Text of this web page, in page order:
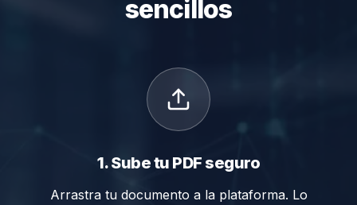
sencillos
1. Sube tu PDF seguro
Arrastra tu documento a la plataforma. Lo